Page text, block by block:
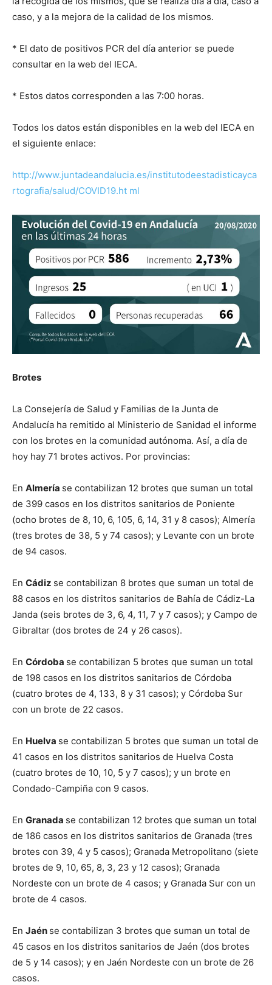
caso, y a la mejora de la calidad de los mismos.
* El dato de positivos PCR del día anterior se puede
consultar en la web del IECA.
* Estos datos corresponden a las 7:00 horas.
Todos los datos están disponibles en la web del IECA en
el siguiente enlace:
http://www.juntadeandalucia.es/institutodeestadisticayca
rtografia/salud/COVID19.ht ml
Brotes
La Consejería de Salud y Familias de la Junta de
Andalucía ha remitido al Ministerio de Sanidad el informe
con los brotes en la comunidad autónoma. Así, a día de
hoy hay 71 brotes activos. Por provincias:
En Almería se contabilizan 12 brotes que suman un total
de 399 casos en los distritos sanitarios de Poniente
(ocho brotes de 8, 10, 6, 105, 6, 14, 31 y 8 casos); Almería
(tres brotes de 38, 5 y 74 casos); y Levante con un brote
de 94 casos.
En Cádiz se contabilizan 8 brotes que suman un total de
88 casos en los distritos sanitarios de Bahía de Cádiz-La
Janda (seis brotes de 3, 6, 4, 11, 7 y 7 casos); y Campo de
Gibraltar (dos brotes de 24 y 26 casos).
En Córdoba se contabilizan 5 brotes que suman un total
de 198 casos en los distritos sanitarios de Córdoba
(cuatro brotes de 4, 133, 8 y 31 casos); y Córdoba Sur
con un brote de 22 casos.
En Huelva se contabilizan 5 brotes que suman un total de
41 casos en los distritos sanitarios de Huelva Costa
(cuatro brotes de 10, 10, 5 y 7 casos); y un brote en
Condado-Campiña con 9 casos.
En Granada se contabilizan 12 brotes que suman un total
de 186 casos en los distritos sanitarios de Granada (tres
brotes con 39, 4 y 5 casos); Granada Metropolitano (siete
brotes de 9, 10, 65, 8, 3, 23 y 12 casos); Granada
Nordeste con un brote de 4 casos; y Granada Sur con un
brote de 4 casos.
En Jaén se contabilizan 3 brotes que suman un total de
45 casos en los distritos sanitarios de Jaén (dos brotes
de 5 y 14 casos); y en Jaén Nordeste con un brote de 26
casos.